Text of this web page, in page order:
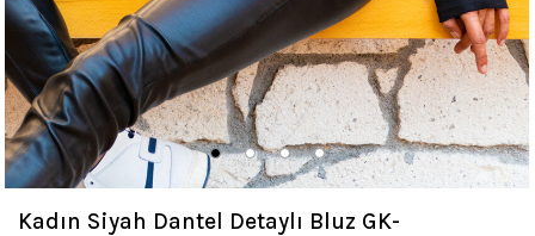
Kadın Siyah Dantel Detaylı Bluz GK-